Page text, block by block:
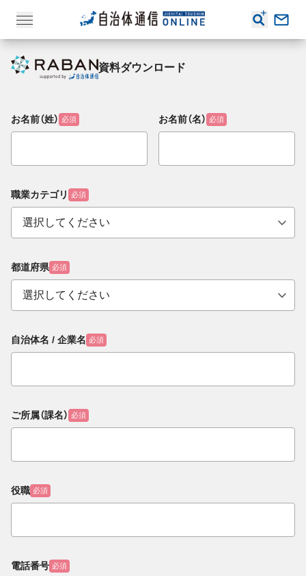
資料ダウンロード
お名前（姓） 必須 お名前（名） 必須
職業カテゴリ 必須
都道府県 必須
自治体名 / 企業名 必須
ご所属（課名） 必須
役職 必須
電話番号 必須